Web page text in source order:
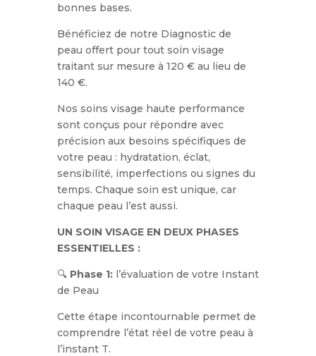
bonnes bases.
Bénéficiez de notre Diagnostic de
peau offert pour tout soin visage
traitant sur mesure à 120 € au lieu de
140 €.
Nos soins visage haute performance
sont conçus pour répondre avec
précision aux besoins spécifiques de
votre peau : hydratation, éclat,
sensibilité, imperfections ou signes du
temps. Chaque soin est unique, car
chaque peau l’est aussi.
UN SOIN VISAGE EN DEUX PHASES
ESSENTIELLES :
🔍 Phase 1:l’évaluation de votre Instant
de Peau
Cette étape incontournable permet de
comprendre l’état réel de votre peau à
l’instant T.